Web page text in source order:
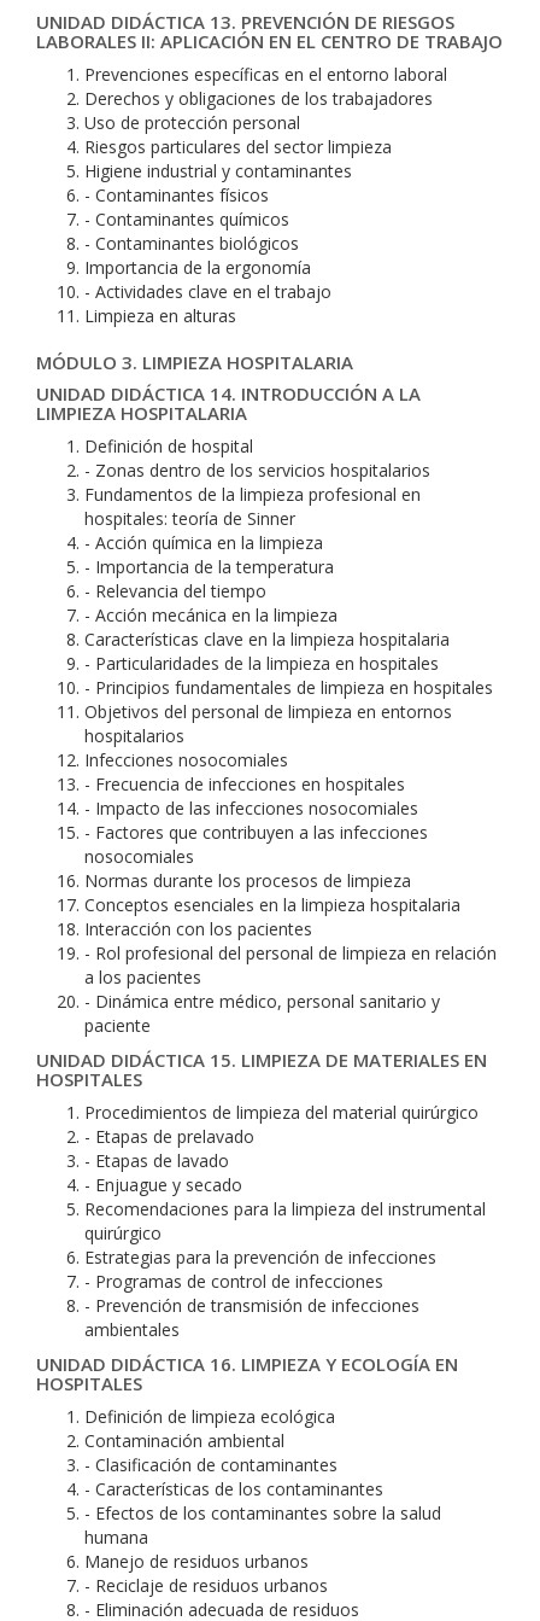
UNIDAD DIDÁCTICA 13. PREVENCIÓN DE RIESGOS
LABORALES II: APLICACIÓN EN EL CENTRO DE TRABAJO
Prevenciones específicas en el entorno laboral
Derechos y obligaciones de los trabajadores
Uso de protección personal
Riesgos particulares del sector limpieza
Higiene industrial y contaminantes
- Contaminantes físicos
- Contaminantes químicos
- Contaminantes biológicos
Importancia de la ergonomía
- Actividades clave en el trabajo
Limpieza en alturas
MÓDULO 3. LIMPIEZA HOSPITALARIA
UNIDAD DIDÁCTICA 14. INTRODUCCIÓN A LA
LIMPIEZA HOSPITALARIA
Definición de hospital
- Zonas dentro de los servicios hospitalarios
Fundamentos de la limpieza profesional en
hospitales: teoría de Sinner
- Acción química en la limpieza
- Importancia de la temperatura
- Relevancia del tiempo
- Acción mecánica en la limpieza
Características clave en la limpieza hospitalaria
- Particularidades de la limpieza en hospitales
- Principios fundamentales de limpieza en hospitales
Objetivos del personal de limpieza en entornos
hospitalarios
Infecciones nosocomiales
- Frecuencia de infecciones en hospitales
- Impacto de las infecciones nosocomiales
- Factores que contribuyen a las infecciones
nosocomiales
Normas durante los procesos de limpieza
Conceptos esenciales en la limpieza hospitalaria
Interacción con los pacientes
- Rol profesional del personal de limpieza en relación
a los pacientes
- Dinámica entre médico, personal sanitario y
paciente
UNIDAD DIDÁCTICA 15. LIMPIEZA DE MATERIALES EN
HOSPITALES
Procedimientos de limpieza del material quirúrgico
- Etapas de prelavado
- Etapas de lavado
- Enjuague y secado
Recomendaciones para la limpieza del instrumental
quirúrgico
Estrategias para la prevención de infecciones
- Programas de control de infecciones
- Prevención de transmisión de infecciones
ambientales
UNIDAD DIDÁCTICA 16. LIMPIEZA Y ECOLOGÍA EN
HOSPITALES
Definición de limpieza ecológica
Contaminación ambiental
- Clasificación de contaminantes
- Características de los contaminantes
- Efectos de los contaminantes sobre la salud
humana
Manejo de residuos urbanos
- Reciclaje de residuos urbanos
- Eliminación adecuada de residuos